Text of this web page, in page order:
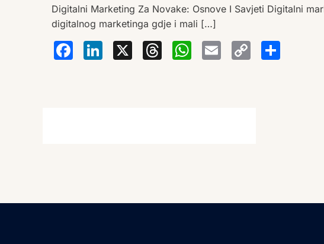
Digitalni Marketing Za Novake: Osnove I Savjeti Digitalni
digitalnog marketinga gdje i mali […]
Facebook
LinkedIn
X Threads
WhatsApp
EmailCopy
Link